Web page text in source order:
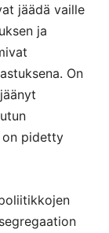
jäädä vaille
ja
On
on pidetty